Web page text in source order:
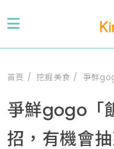
首頁 挖掘美食 爭鮮gogo「
爭鮮gogo「
招，有機會